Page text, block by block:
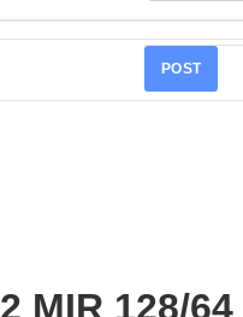
POST
MIR 128/64